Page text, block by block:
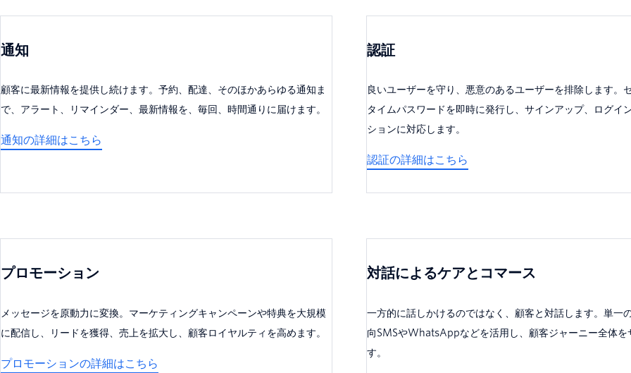
通知
顧客に最新情報を提供し続けます。予約、配達、そのほかあらゆる通知ま
で、アラート、リマインダー、最新情報を、毎回、時間通りに届けます。
通知の詳細はこちら
認証
良いユーザーを守り、悪意のあるユーザーを排除します。
タイムパスワードを即時に発行し、サインアップ、ログイ
ションに対応します。
認証の詳細はこちら
プロモーション
メッセージを原動力に変換。マーケティングキャンペーンや特典を大規模
に配信し、リードを獲得、売上を拡大し、顧客ロイヤルティを高めます。
プロモーションの詳細はこちら
対話によるケアとコマース
一方的に話しかけるのではなく、顧客と対話します。単一
向SMSやWhatsAppなどを活用し、顧客ジャーニー全体を
す。